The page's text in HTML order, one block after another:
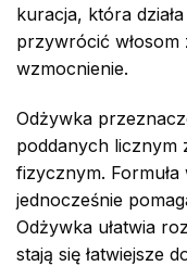
kuracja, która
przywrócić
wzmocnienie.
Odżywka
poddanych licznym
fizycznym. Formuła
jednocześnie
Odżywka ułatwia
stają się łatwiejsze